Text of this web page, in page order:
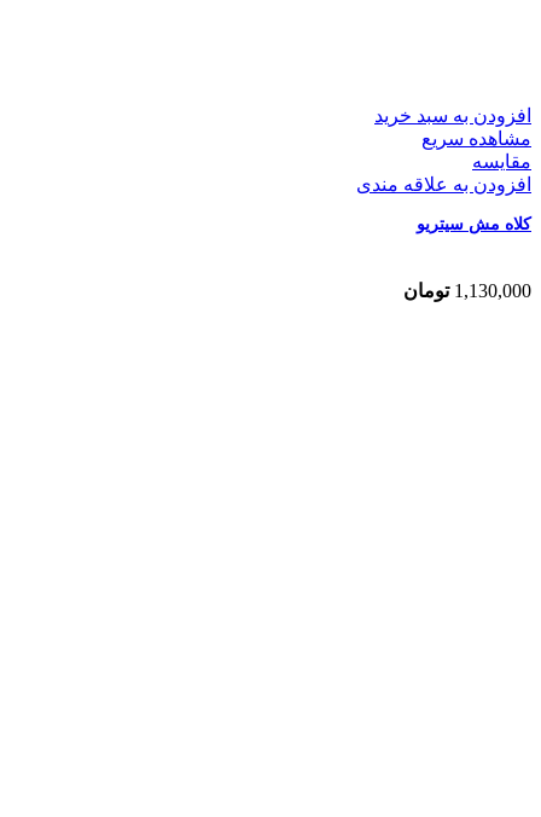
افزودن به سبد خرید
مشاهده سریع
مقایسه
افزودن به علاقه مندی
کلاه مش سیتریو
1,130,000 تومان